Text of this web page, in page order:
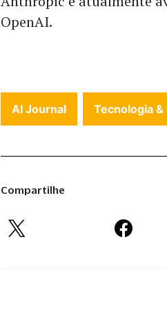
OpenAI.
AI Journal Tecnologia
Compartilhe